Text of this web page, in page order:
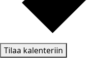
Tilaa kalenteriin